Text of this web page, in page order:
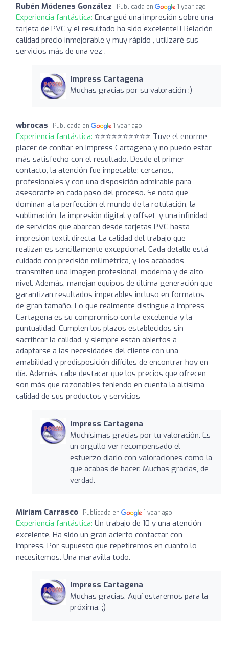
Rubén Módenes González Publicada en 1 year ago
Experiencia fantástica: Encargué una impresión sobre una
tarjeta de PVC y el resultado ha sido excelente!! Relación
calidad precio inmejorable y muy rápido , utilizaré sus
servicios más de una vez .
Impress Cartagena
Muchas gracias por su valoración :)
wbrocas Publicada en 1 year ago
Experiencia fantástica: ⭐⭐⭐⭐⭐⭐⭐⭐⭐⭐ Tuve el enorme
placer de confiar en Impress Cartagena y no puedo estar
más satisfecho con el resultado. Desde el primer
contacto, la atención fue impecable: cercanos,
profesionales y con una disposición admirable para
asesorarte en cada paso del proceso. Se nota que
dominan a la perfección el mundo de la rotulación, la
sublimación, la impresión digital y offset, y una infinidad
de servicios que abarcan desde tarjetas PVC hasta
impresión textil directa. La calidad del trabajo que
realizan es sencillamente excepcional. Cada detalle está
cuidado con precisión milimétrica, y los acabados
transmiten una imagen profesional, moderna y de alto
nivel. Además, manejan equipos de última generación que
garantizan resultados impecables incluso en formatos
de gran tamaño. Lo que realmente distingue a Impress
Cartagena es su compromiso con la excelencia y la
puntualidad. Cumplen los plazos establecidos sin
sacrificar la calidad, y siempre están abiertos a
adaptarse a las necesidades del cliente con una
amabilidad y predisposición difíciles de encontrar hoy en
día. Además, cabe destacar que los precios que ofrecen
son más que razonables teniendo en cuenta la altísima
calidad de sus productos y servicios
Impress Cartagena
Muchísimas gracias por tu valoración. Es
un orgullo ver recompensado el
esfuerzo diario con valoraciones como la
que acabas de hacer. Muchas gracias, de
verdad.
Miriam Carrasco Publicada en 1 year ago
Experiencia fantástica: Un trabajo de 10 y una atención
excelente. Ha sido un gran acierto contactar con
Impress. Por supuesto que repetiremos en cuanto lo
necesitemos. Una maravilla todo.
Impress Cartagena
Muchas gracias. Aquí estaremos para la
próxima. ;)